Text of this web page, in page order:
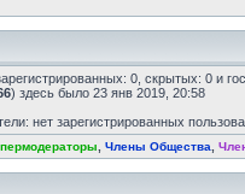
0, скрытых: 0 и
) здесь было 23 янв 2019, 20:58
нет зарегистрированных
Члены Общества